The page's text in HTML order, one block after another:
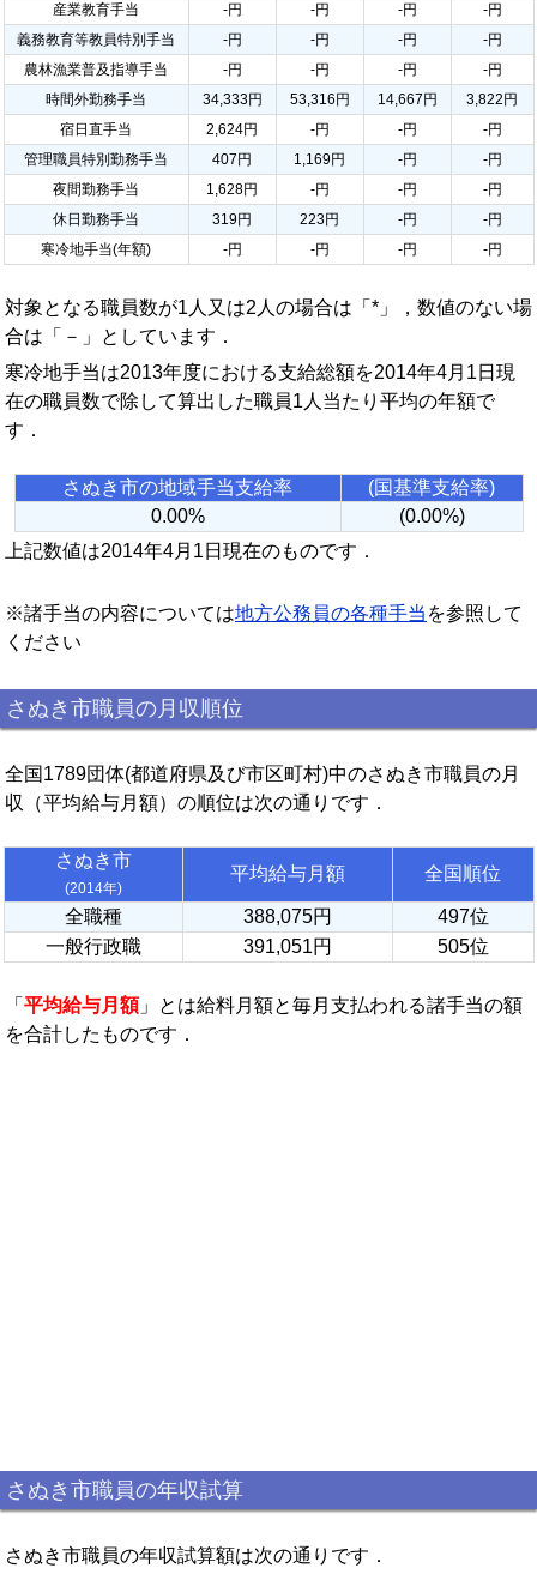
産業教育手当
-円 -円 -円
-円
義務教育等教員特別手当
-円 -円 -円
-円
農林漁業普及指導手当
-円 -円 -円
-円
時間外勤務手当
34,333円 53,316円 14,667円
3,822円
宿日直手当
2,624円 -円 -円
-円
管理職員特別勤務手当
407円 1,169円 -円
-円
夜間勤務手当
1,628円 -円 -円
-円
休日勤務手当
319円 223円 -円
-円
寒冷地手当(年額)
-円 -円 -円 -円
対象となる職員数が1人又は2人の場合は「*」，数値のない場
合は「－」としています．
寒冷地手当は2013年度における支給総額を2014年4月1日現
在の職員数で除して算出した職員1人当たり平均の年額で
す．
さぬき市の地域手当支給率
(国基準支給率)
0.00%
(0.00%)
上記数値は2014年4月1日現在のものです．
※諸手当の内容については地方公務員の各種手当 を参照して
ください
さぬき市職員の月収順位
全国1789団体(都道府県及び市区町村)中のさぬき市職員の月
収（平均給与月額）の順位は次の通りです．
さぬき市
(2014年)
平均給与月額 全国順位
全職種 388,075円
497位
一般行政職
391,051円 505位
「 平均給与月額」とは給料月額と毎月支払われる諸手当の額
を合計したものです．
さぬき市職員の年収試算
さぬき市職員の年収試算額は次の通りです．